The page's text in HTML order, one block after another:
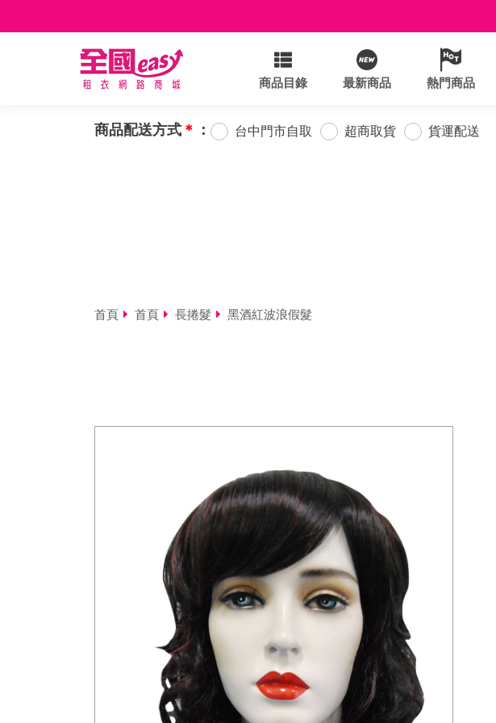
商品目錄 最新商品 熱門商品
商品配送方式 ＊ ： 台中門市自取 超商取貨 貨運配送
首頁 首頁 長捲髮 黑酒紅波浪假髮